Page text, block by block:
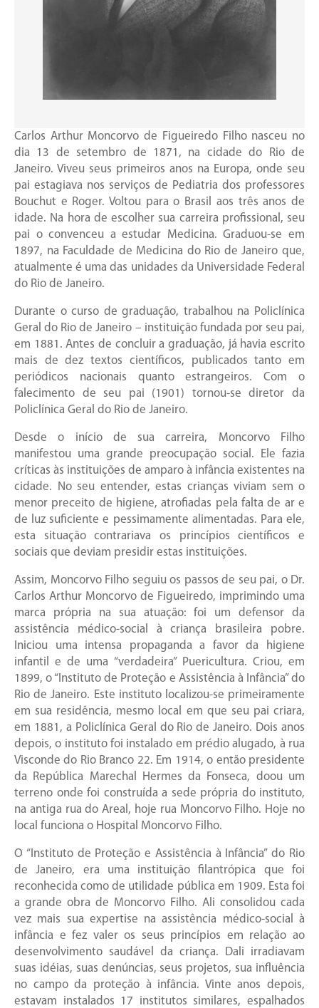
Carlos Arthur Moncorvo de Figueiredo Filho nasceu no
dia 13 de setembro de 1871, na cidade do Rio de
Janeiro. Viveu seus primeiros anos na Europa, onde seu
pai estagiava nos serviços de Pediatria dos professores
Bouchut e Roger. Voltou para o Brasil aos três anos de
idade. Na hora de escolher sua carreira profissional, seu
pai o convenceu a estudar Medicina. Graduou-se em
1897, na Faculdade de Medicina do Rio de Janeiro que,
atualmente é uma das unidades da Universidade Federal
do Rio de Janeiro.
Durante o curso de graduação, trabalhou na Policlínica
Geral do Rio de Janeiro – instituição fundada por seu pai,
em 1881. Antes de concluir a graduação, já havia escrito
mais de dez textos científicos, publicados tanto em
periódicos nacionais quanto estrangeiros. Com o
falecimento de seu pai (1901) tornou-se diretor da
Policlínica Geral do Rio de Janeiro.
Desde o início de sua carreira, Moncorvo Filho
manifestou uma grande preocupação social. Ele fazia
críticas às instituições de amparo à infância existentes na
cidade. No seu entender, estas crianças viviam sem o
menor preceito de higiene, atrofiadas pela falta de ar e
de luz suficiente e pessimamente alimentadas. Para ele,
esta situação contrariava os princípios científicos e
sociais que deviam presidir estas instituições.
Assim, Moncorvo Filho seguiu os passos de seu pai, o Dr.
Carlos Arthur Moncorvo de Figueiredo, imprimindo uma
marca própria na sua atuação: foi um defensor da
assistência médico-social à criança brasileira pobre.
Iniciou uma intensa propaganda a favor da higiene
infantil e de uma “verdadeira” Puericultura. Criou, em
1899, o “Instituto de Proteção e Assistência à Infância” do
Rio de Janeiro. Este instituto localizou-se primeiramente
em sua residência, mesmo local em que seu pai criara,
em 1881, a Policlínica Geral do Rio de Janeiro. Dois anos
depois, o instituto foi instalado em prédio alugado, à rua
Visconde do Rio Branco 22. Em 1914, o então presidente
da República Marechal Hermes da Fonseca, doou um
terreno onde foi construída a sede própria do instituto,
na antiga rua do Areal, hoje rua Moncorvo Filho. Hoje no
local funciona o Hospital Moncorvo Filho.
O “Instituto de Proteção e Assistência à Infância” do Rio
de Janeiro, era uma instituição filantrópica que foi
reconhecida como de utilidade pública em 1909. Esta foi
a grande obra de Moncorvo Filho. Ali consolidou cada
vez mais sua expertise na assistência médico-social à
infância e fez valer os seus princípios em relação ao
desenvolvimento saudável da criança. Dali irradiavam
suas idéias, suas denúncias, seus projetos, sua influência
no campo da proteção à infância. Vinte anos depois,
estavam instalados 17 institutos similares, espalhados